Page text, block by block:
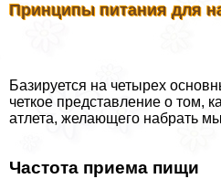
Принципы питания для
Базируется на четырех
четкое представление о том,
атлета, желающего набрать
Частота приема пищи